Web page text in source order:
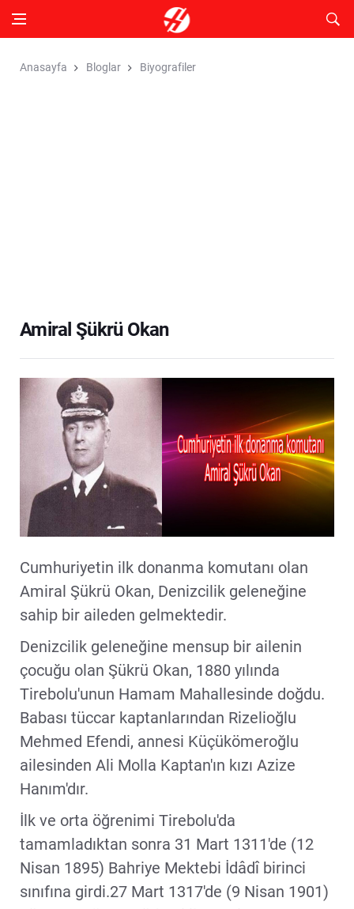
Anasayfa Bloglar Biyografiler
Amiral Şükrü Okan
Cumhuriyetin ilk donanma komutanı olan
Amiral Şükrü Okan, Denizcilik geleneğine
sahip bir aileden gelmektedir.
Denizcilik geleneğine mensup bir ailenin
çocuğu olan Şükrü Okan, 1880 yılında
Tirebolu'unun Hamam Mahallesinde doğdu.
Babası tüccar kaptanlarından Rizelioğlu
Mehmed Efendi, annesi Küçükömeroğlu
ailesinden Ali Molla Kaptan'ın kızı Azize
Hanım'dır.
İlk ve orta öğrenimi Tirebolu'da
tamamladıktan sonra 31 Mart 1311'de (12
Nisan 1895) Bahriye Mektebi İdâdî birinci
sınıfına girdi.27 Mart 1317'de (9 Nisan 1901)